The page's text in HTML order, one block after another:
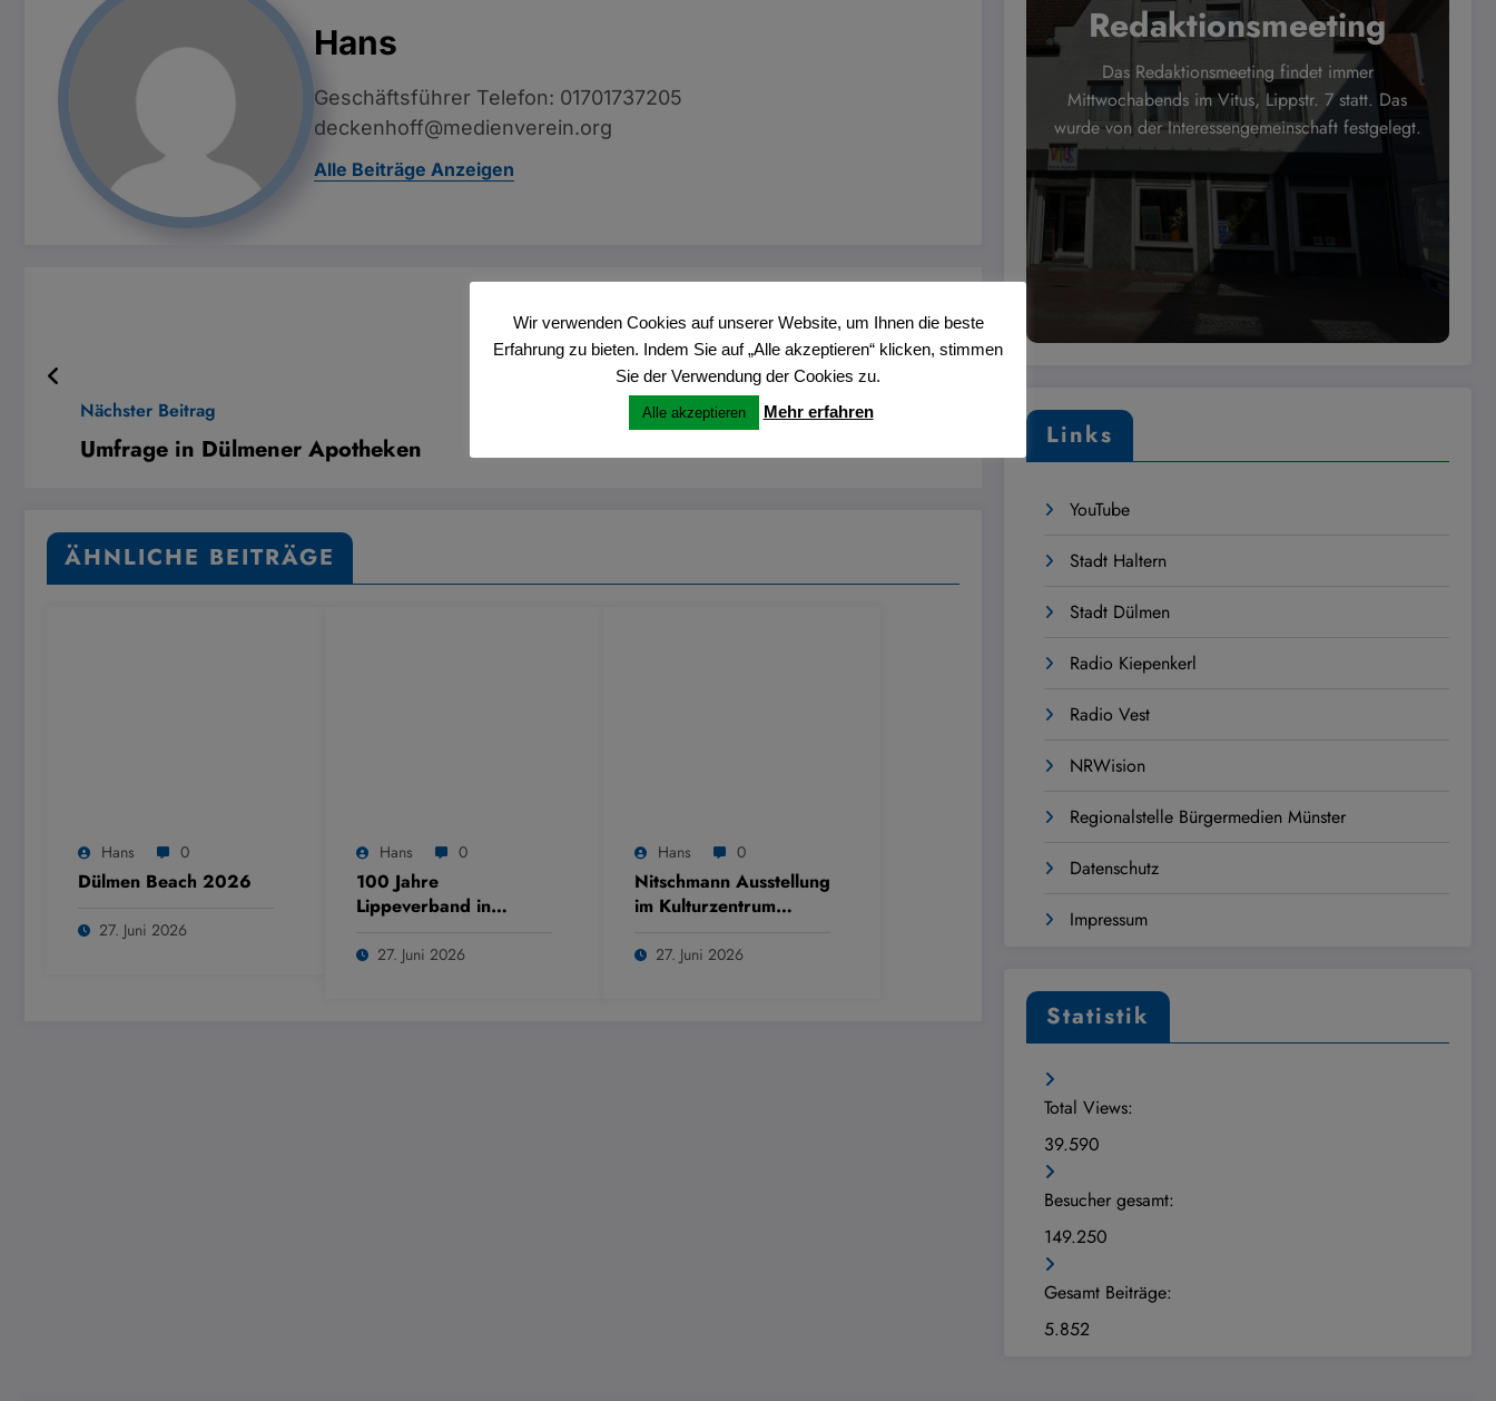
Hans
Geschäftsführer Telefon: 01701737205
deckenhoff@medienverein.org
Alle Beiträge Anzeigen
Dülmener Winter 2025
Nächster Beitrag
Umfrage in Dülmener Apotheken
ÄHNLICHE BEITRÄGE
Hans 0
Dülmen Beach 2026
27. Juni 2026
Hans 0
100 Jahre
Lippeverband in
27. Juni 2026
Hans 0
Nitschmann Ausstellung
im Kulturzentrum
27. Juni 2026
Redaktionsmeeting
Das Redaktionsmeeting findet immer
Mittwochabends im Vitus, Lippstr. 7 statt. Das
wurde von der Interessengemeinschaft festgelegt.
Links
YouTube
Stadt Haltern
Stadt Dülmen
Radio Kiepenkerl
Radio Vest
NRWision
Regionalstelle Bürgermedien Münster
Datenschutz
Impressum
Statistik
Total Views:
39.590
Besucher gesamt:
149.250
Gesamt Beiträge:
5.852
Wir verwenden Cookies auf unserer Website, um Ihnen die beste
Erfahrung zu bieten. Indem Sie auf „Alle akzeptieren“ klicken, stimmen
Sie der Verwendung der Cookies zu.
Alle akzeptieren Mehr erfahren